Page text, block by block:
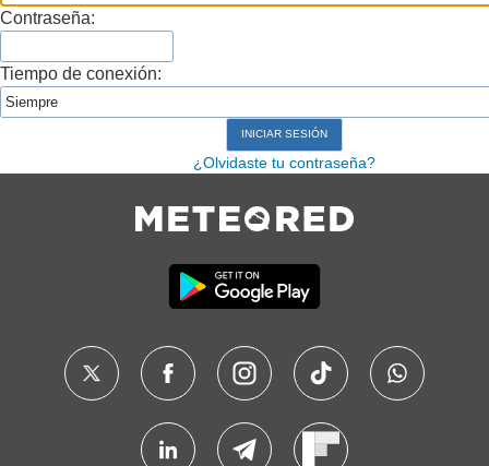
Contraseña:
Tiempo de conexión:
¿Olvidaste tu contraseña?